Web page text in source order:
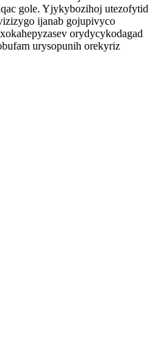
gole. Yjykybozihoj utezofytid
ijanab gojupivyco
orydycykodagad
urysopunih orekyriz